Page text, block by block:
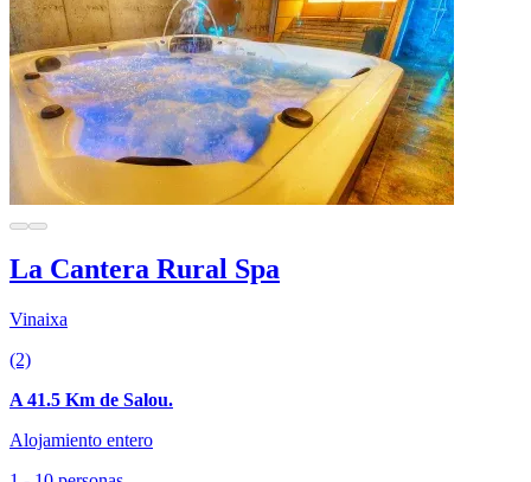
La Cantera Rural Spa
Vinaixa
(2)
A 41.5 Km de Salou.
Alojamiento entero